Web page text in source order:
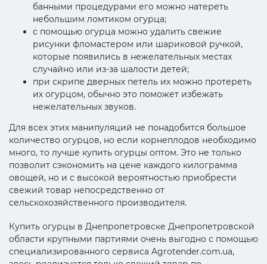
банными процедурами его можно натереть
небольшим ломтиком огурца;
с помощью огурца можно удалить свежие
рисунки фломастером или шариковой ручкой,
которые появились в нежелательных местах
случайно или из-за шалости детей;
при скрипе дверных петель их можно протереть
их огурцом, обычно это поможет избежать
нежелательных звуков.
Для всех этих манипуляций не понадобится большое
количество огурцов, но если корнеплодов необходимо
много, то лучше купить огурцы оптом. Это не только
позволит сэкономить на цене каждого килограмма
овощей, но и с высокой вероятностью приобрести
свежий товар непосредственно от
сельскохозяйственного производителя.
Купить огурцы в Днепропетровске Днепропетровской
области крупными партиями очень выгодно с помощью
специализированного сервиса Agrotender.com.ua,